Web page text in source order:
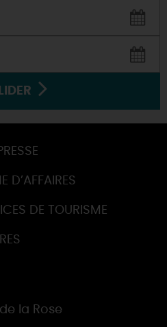
D’AFFAIRES
DE TOURISME
la Rose